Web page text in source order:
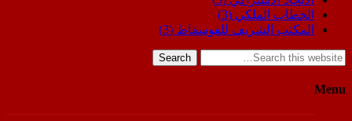
الخطاب الملكي (3)
المكتب الشريف للفوسفاط (3)
Search
Menu